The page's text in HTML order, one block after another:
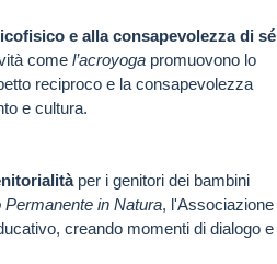
e alla consapevolezza di sé
come l’acroyoga promuovono lo
reciproco e la consapevolezza
e cultura.
per i genitori dei bambini
Permanente in Natura, l'Associazione
creando momenti di dialogo e